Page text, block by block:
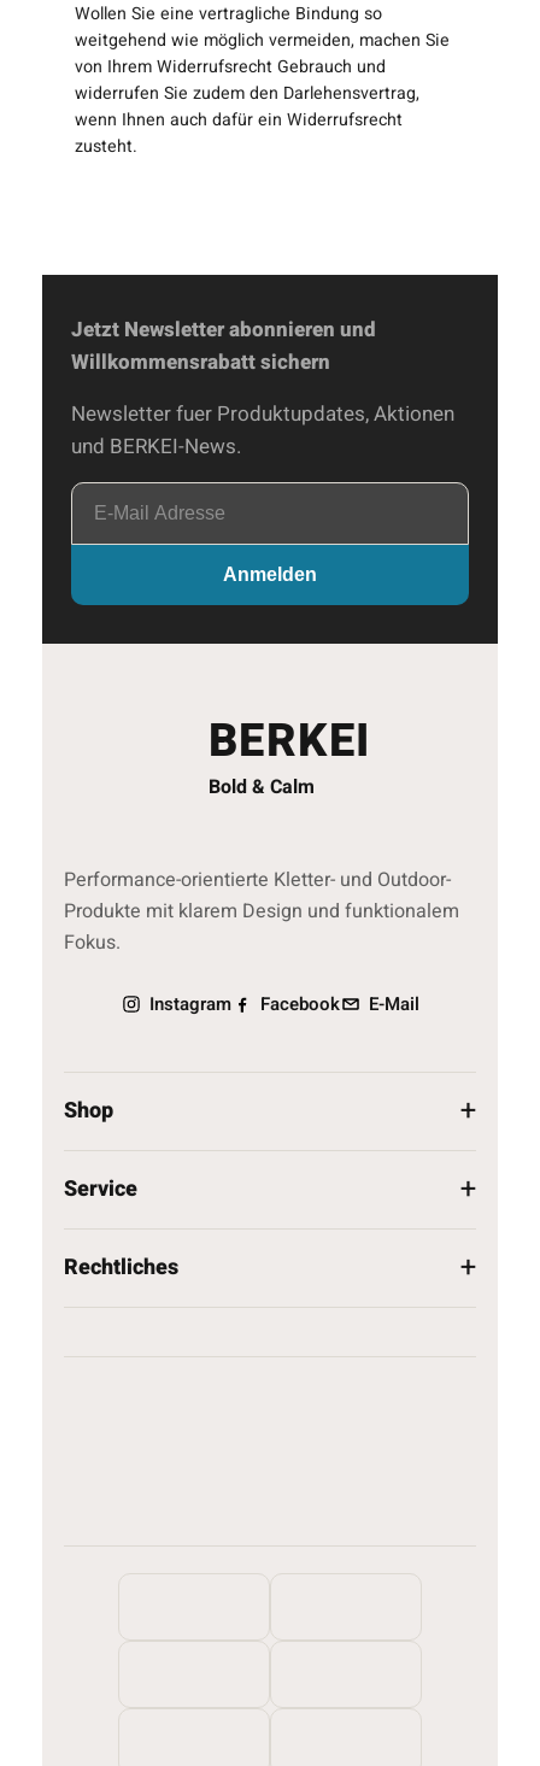
Wollen Sie eine vertragliche Bindung so
weitgehend wie möglich vermeiden, machen Sie
von Ihrem Widerrufsrecht Gebrauch und
widerrufen Sie zudem den Darlehensvertrag,
wenn Ihnen auch dafür ein Widerrufsrecht
zusteht.
Jetzt Newsletter abonnieren und
Willkommensrabatt sichern
Newsletter fuer Produktupdates, Aktionen
und BERKEI-News.
E-
Mail
Adresse
Anmelden
BERKEI
Bold & Calm
Performance-orientierte Kletter- und Outdoor-
Produkte mit klarem Design und funktionalem
Fokus.
Instagram Facebook E-Mail
Shop
Service
Rechtliches